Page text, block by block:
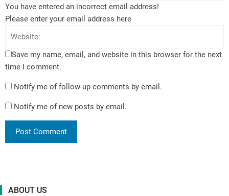
You have entered an incorrect email address!
Please enter your email address here
Save my name, email, and website in this browser for the next
time I comment.
Notify me of follow-up comments by email.
Notify me of new posts by email.
ABOUT US